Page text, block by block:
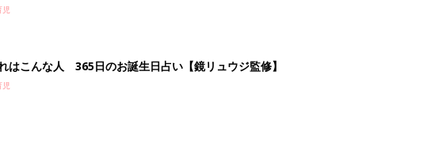
児
はこんな人 365日のお誕生日占い【鏡リュウジ監修】
児